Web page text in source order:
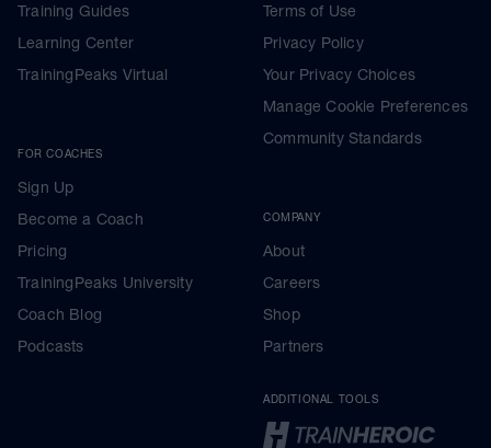
Training Guides
Learning Center
TrainingPeaks Virtual
FOR COACHES
Sign Up
Become a Coach
Pricing
TrainingPeaks University
Coach Blog
Podcasts
Terms of Use
Privacy Policy
Your Privacy Choices
Manage Cookie Preferences
Community Standards
COMPANY
About
Careers
Shop
Partners
ADDITIONAL TOOLS